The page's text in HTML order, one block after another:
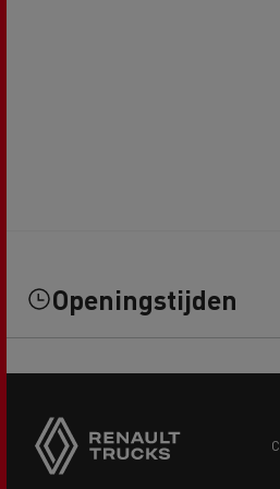
Openingstijden